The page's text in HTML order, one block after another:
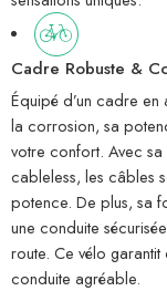
Cadre Robuste &
Équipé d’un cadre en
la corrosion, sa
votre confort. Avec sa
cableless, les câbles
potence. De plus, sa
une conduite
route. Ce vélo
conduite agréable.